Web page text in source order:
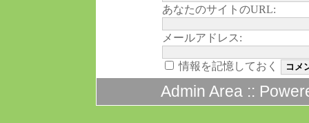
あなたのサイトのURL:
メールアドレス:
情報を記憶しておく
Admin Area ::